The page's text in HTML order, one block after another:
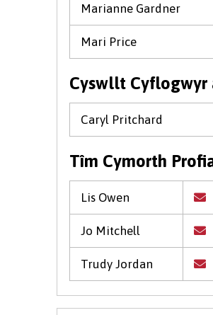
Marianne Gardner
Mari Price
Cyswllt Cyflogwyr
Caryl Pritchard
Tîm Cymorth
Lis Owen
Jo Mitchell
Trudy Jordan